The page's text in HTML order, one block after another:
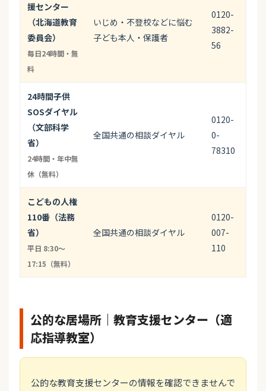
援センター
（北海道教育
委員会）
毎日24時間・無
料
いじめ・不登校などに悩む
子ども本人・保護者
0120-
3882-
56
24時間子供
SOSダイヤル
（文部科学
省）
24時間・年中無
休（無料）
全国共通の相談ダイヤル
0120-
0-
78310
こどもの人権
110番（法務
省）
平日 8:30〜
17:15（無料）
全国共通の相談ダイヤル
0120-
007-
110
公的な居場所｜教育支援センター（適
応指導教室）
公的な教育支援センターの情報を確認できませんで